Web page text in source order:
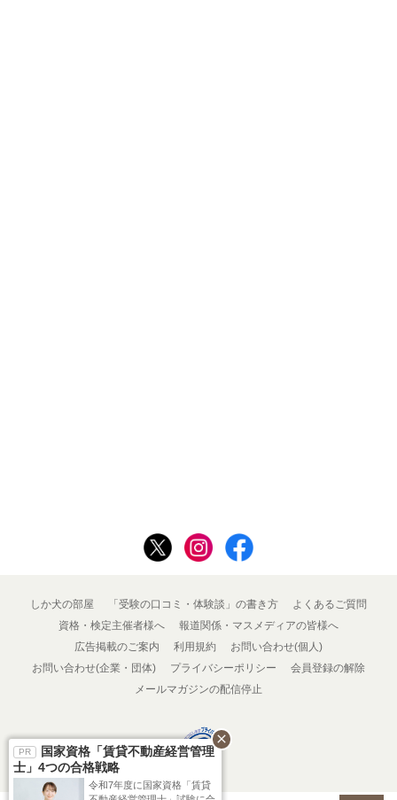
しか犬の部屋 「受験の口コミ・体験談」の書き方
よくあるご質問
資格・検定主催者様へ
報道関係・マスメディアの皆様へ
広告掲載のご案内
利用規約
お問い合わせ(個人)
お問い合わせ(企業・団体)
プライバシーポリシー
会員登録の解除
メールマガジンの配信停止
国家資格「賃貸不動産経営管理
士」4つの合格戦略
令和7年度に国家資格「賃貸
close